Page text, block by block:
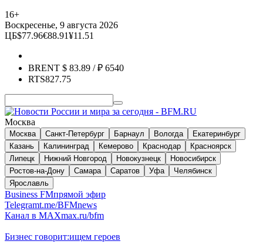
16+
Воскресенье, 9 августа 2026
ЦБ$77.96€88.91¥11.51
BRENT $ 83.89 / ₽ 6540
RTS827.75
Москва
Москва Санкт-Петербург Барнаул Вологда
Екатеринбург
Казань
Калининград Кемерово Краснодар
Красноярск
Липецк
Нижний Новгород Новокузнецк
Новосибирск
Ростов-на-Дону
Самара Саратов Уфа
Челябинск
Ярославль
Business FMпрямой эфир
Telegramt.me/BFMnews
Канал в MAXmax.ru/bfm
Бизнес говорит:ищем героев